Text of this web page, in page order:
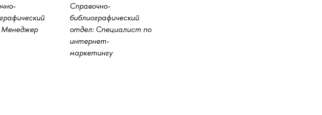
Справочно-
библиографический
отдел: Специалист по
интернет-
маркетингу